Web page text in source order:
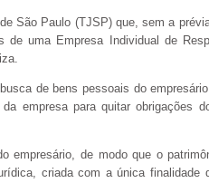
São Paulo (TJSP) que, sem a
uma Empresa Individual de
de bens pessoais do
empresa para quitar obrigações
empresário, de modo que o
criada com a única finalidade